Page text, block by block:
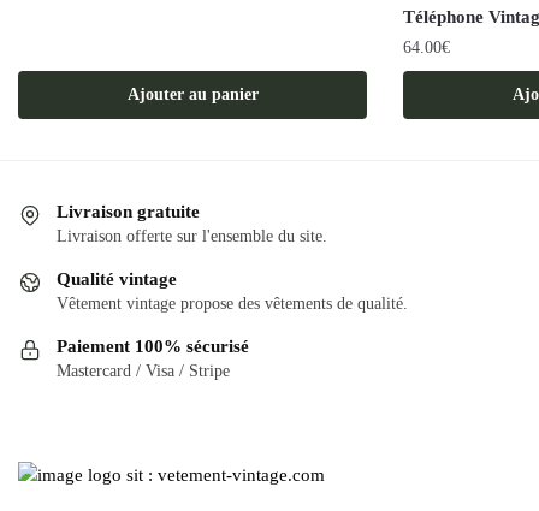
Ajouter au panier
Téléphone
64.00€
Livraison gratuite
Livraison offerte sur l'ensemble du site.
Qualité vintage
Vêtement vintage propose des vêtements de qualité.
Paiement 100% sécurisé
Mastercard / Visa / Stripe